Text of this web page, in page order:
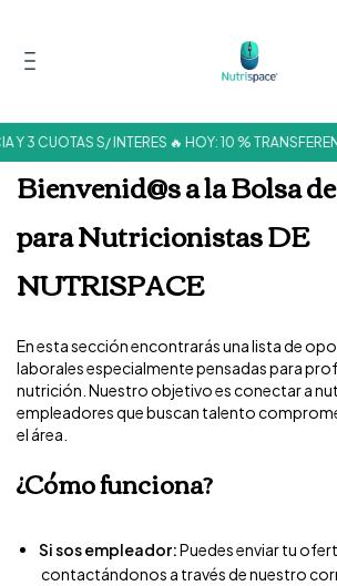
Y 3 CUOTAS S/ INTERES 🔥 HOY: 10 %
Bienvenid@s a la Bolsa
para Nutricionistas DE
NUTRISPACE
En esta sección encontrarás una lista de
laborales especialmente pensadas para
nutrición. Nuestro objetivo es conectar a
empleadores que buscan talento
el área.
¿Cómo funciona?
Si sos empleador:Puedes enviar tu
contactándonos a través de nuestro